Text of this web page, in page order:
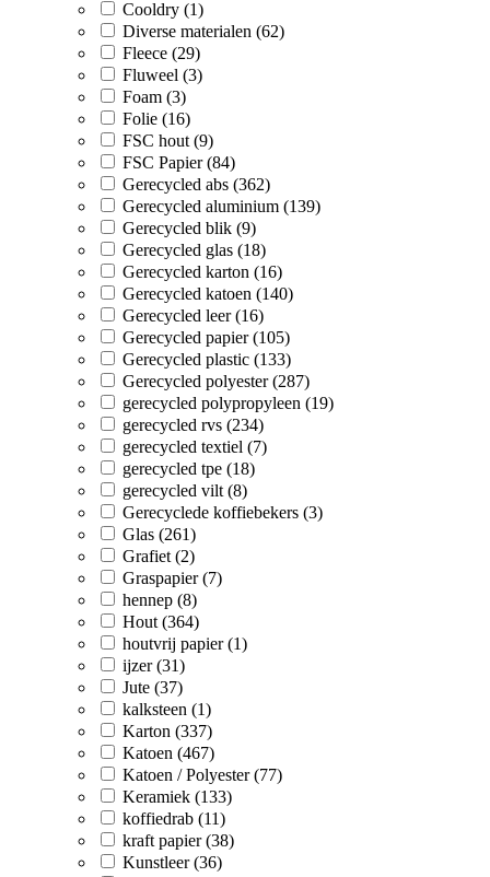
Cooldry (1)
Diverse materialen (62)
Fleece (29)
Fluweel (3)
Foam (3)
Folie (16)
FSC hout (9)
FSC Papier (84)
Gerecycled abs (362)
Gerecycled aluminium (139)
Gerecycled blik (9)
Gerecycled glas (18)
Gerecycled karton (16)
Gerecycled katoen (140)
Gerecycled leer (16)
Gerecycled papier (105)
Gerecycled plastic (133)
Gerecycled polyester (287)
gerecycled polypropyleen (19)
gerecycled rvs (234)
gerecycled textiel (7)
gerecycled tpe (18)
gerecycled vilt (8)
Gerecyclede koffiebekers (3)
Glas (261)
Grafiet (2)
Graspapier (7)
hennep (8)
Hout (364)
houtvrij papier (1)
ijzer (31)
Jute (37)
kalksteen (1)
Karton (337)
Katoen (467)
Katoen / Polyester (77)
Keramiek (133)
koffiedrab (11)
kraft papier (38)
Kunstleer (36)